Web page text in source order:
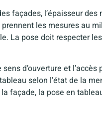
façades, l’épaisseur des
les mesures au
La pose doit respecter
d’ouverture et
selon l’état de la
façade, la pose en